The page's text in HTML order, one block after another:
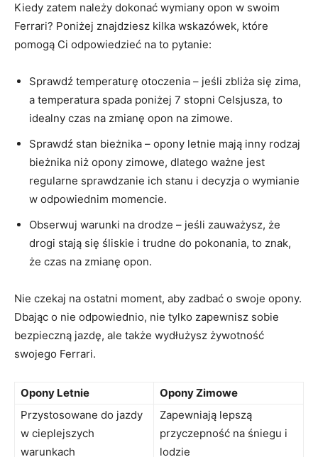
Kiedy zatem należy dokonać wymiany opon w swoim
Ferrari? Poniżej znajdziesz kilka wskazówek, które
‌pomogą ⁤Ci odpowiedzieć na to pytanie:
Sprawdź temperaturę otoczenia – jeśli zbliża się zima,
a temperatura spada poniżej 7 ​stopni Celsjusza, to
idealny czas na zmianę opon na zimowe.
Sprawdź stan bieżnika – opony letnie‍ mają inny rodzaj
bieżnika niż ⁢opony zimowe, dlatego ważne jest
regularne⁢ sprawdzanie ich stanu ⁣i decyzja o wymianie
w odpowiednim momencie.
Obserwuj warunki na‍ drodze – jeśli zauważysz, że
drogi stają się ⁢śliskie i trudne do pokonania, to⁢ znak,
że czas na zmianę opon.
Nie czekaj na ostatni⁢ moment, aby zadbać o swoje opony.
Dbając o nie odpowiednio, ⁣nie tylko zapewnisz sobie
bezpieczną⁣ jazdę, ale także wydłużysz żywotność
swojego Ferrari.
Opony Letnie
Opony Zimowe
Przystosowane do jazdy
w cieplejszych
warunkach
Zapewniają lepszą
przyczepność na śniegu i
lodzie